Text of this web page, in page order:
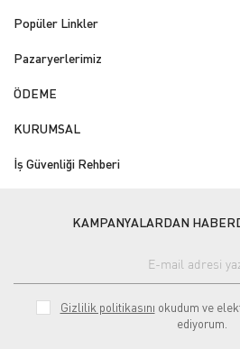
Popüler Linkler
Pazaryerlerimiz
ÖDEME
KURUMSAL
İş Güvenliği Rehberi
KAMPANYALARDAN
Gizlilik politikasını okudum ve
ediyorum.